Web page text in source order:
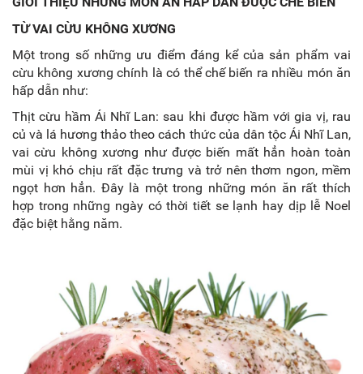
TỪ VAI CỪU KHÔNG XƯƠNG
Một trong số những ưu điểm đáng kể của sản phẩm vai
cừu không xươngchính là có thể chế biến ra nhiều món ăn
hấp dẫn như:
Thịt cừu hầm Ái Nhĩ Lan: sau khi được hầm với gia vị, rau
củ và lá hương thảo theo cách thức của dân tộc Ái Nhĩ Lan,
vai cừu không xương như được biến mất hẳn hoàn toàn
mùi vị khó chịu rất đặc trưng và trở nên thơm ngon, mềm
ngọt hơn hẳn. Đây là một trong những món ăn rất thích
hợp trong những ngày có thời tiết se lạnh hay dịp lễ Noel
đặc biệt hằng năm.